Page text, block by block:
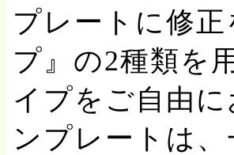
プレートに修
プ』の2種類を
イプをご自由
ンプレートは